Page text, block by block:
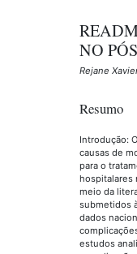
NO
Rejane
Resumo
Introdução:
causas de
para o
hospitalares
meio da
submetidos
dados
estudos